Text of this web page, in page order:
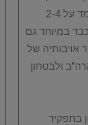
העונש הממוצע על עבירה זו עומד על 2-4
במיוחד גם
אויבותיה של
ולבטחון
בתפקיד